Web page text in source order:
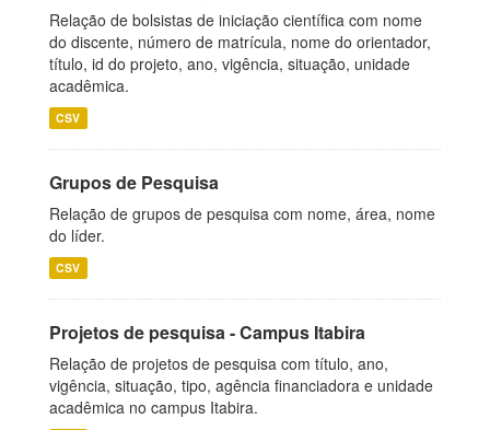
Relação de bolsistas de iniciação científica com nome
do discente, número de matrícula, nome do orientador,
título, id do projeto, ano, vigência, situação, unidade
acadêmica.
CSV
Grupos de Pesquisa
Relação de grupos de pesquisa com nome, área, nome
do líder.
CSV
Projetos de pesquisa - Campus Itabira
Relação de projetos de pesquisa com título, ano,
vigência, situação, tipo, agência financiadora e unidade
acadêmica no campus Itabira.